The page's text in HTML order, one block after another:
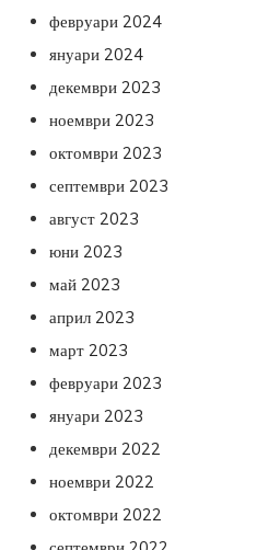
февруари 2024
януари 2024
декември 2023
ноември 2023
октомври 2023
септември 2023
август 2023
юни 2023
май 2023
април 2023
март 2023
февруари 2023
януари 2023
декември 2022
ноември 2022
октомври 2022